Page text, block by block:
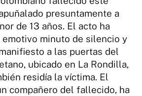
presuntamente a
de 13 años. El acto ha
minuto de silencio y
a las puertas del
ubicado en La Rondilla,
residía la víctima. El
compañero del fallecido, ha